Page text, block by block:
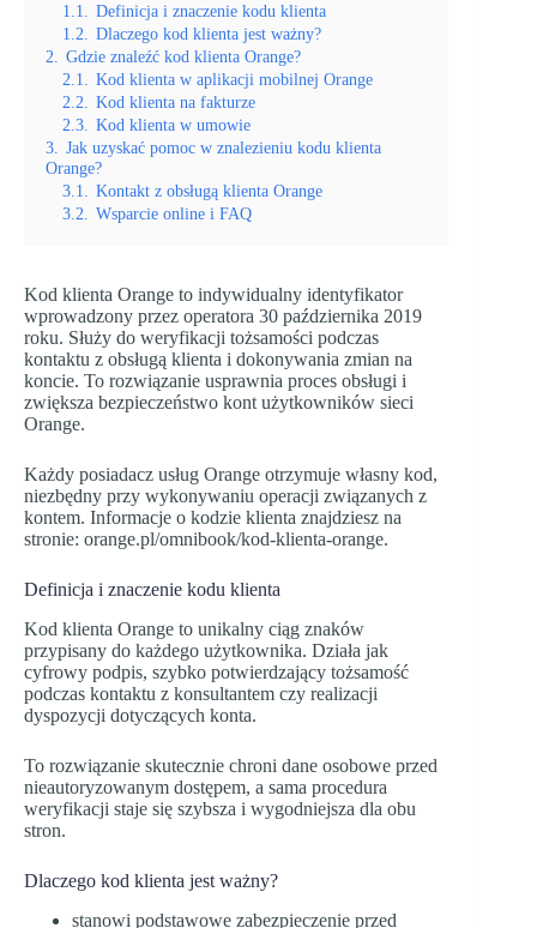
1.1. Definicja i znaczenie kodu klienta
1.2. Dlaczego kod klienta jest ważny?
2. Gdzie znaleźć kod klienta Orange?
2.1. Kod klienta w aplikacji mobilnej Orange
2.2. Kod klienta na fakturze
2.3. Kod klienta w umowie
3. Jak uzyskać pomoc w znalezieniu kodu klienta
Orange?
3.1. Kontakt z obsługą klienta Orange
3.2. Wsparcie online i FAQ
Kod klienta Orange to indywidualny identyfikator
wprowadzony przez operatora 30 października 2019
roku. Służy do weryfikacji tożsamości podczas
kontaktu z obsługą klienta i dokonywania zmian na
koncie. To rozwiązanie usprawnia proces obsługi i
zwiększa bezpieczeństwo kont użytkowników sieci
Orange.
Każdy posiadacz usług Orange otrzymuje własny kod,
niezbędny przy wykonywaniu operacji związanych z
kontem. Informacje o kodzie klienta znajdziesz na
stronie: orange.pl/omnibook/kod-klienta-orange.
Definicja i znaczenie kodu klienta
Kod klienta Orange to unikalny ciąg znaków
przypisany do każdego użytkownika. Działa jak
cyfrowy podpis, szybko potwierdzający tożsamość
podczas kontaktu z konsultantem czy realizacji
dyspozycji dotyczących konta.
To rozwiązanie skutecznie chroni dane osobowe przed
nieautoryzowanym dostępem, a sama procedura
weryfikacji staje się szybsza i wygodniejsza dla obu
stron.
Dlaczego kod klienta jest ważny?
stanowi podstawowe zabezpieczenie przed